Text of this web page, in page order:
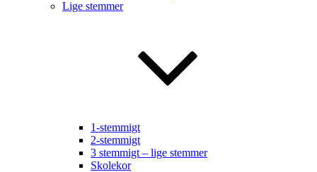
Lige stemmer
1-stemmigt
2-stemmigt
3 stemmigt – lige stemmer
Skolekor